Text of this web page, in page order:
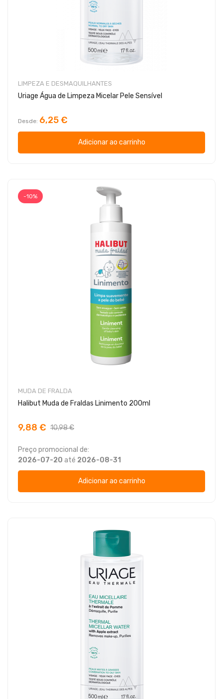
LIMPEZA E DESMAQUILHANTES
Uriage Água de Limpeza Micelar Pele Sensível
Desde 6,25 €
Adicionar ao carrinho
-10%
MUDA DE FRALDA
Halibut Muda de Fraldas Linimento 200ml
9,88 € 10,98 €
Preço promocional de:
2026-07-20 até 2026-08-31
Adicionar ao carrinho